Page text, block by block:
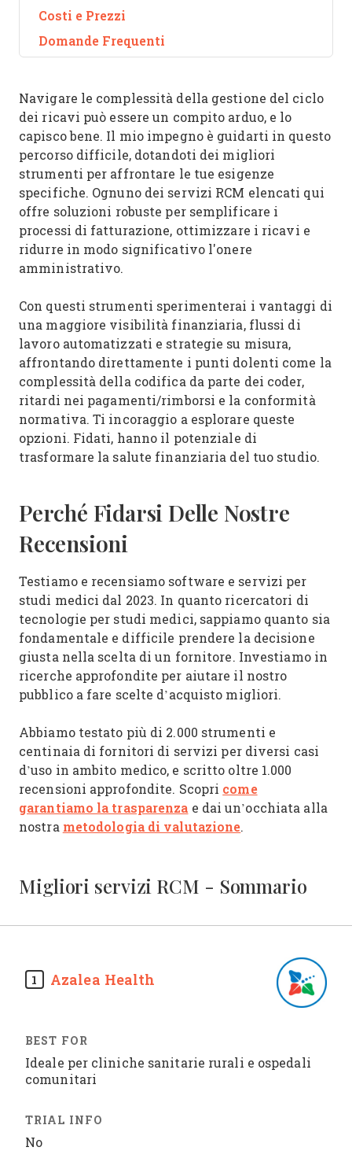
Costi e Prezzi
Domande Frequenti
Navigare le complessità della gestione del ciclo
dei ricavi può essere un compito arduo, e lo
capisco bene. Il mio impegno è guidarti in questo
percorso difficile, dotandoti dei migliori
strumenti per affrontare le tue esigenze
specifiche. Ognuno dei servizi RCM elencati qui
offre soluzioni robuste per semplificare i
processi di fatturazione, ottimizzare i ricavi e
ridurre in modo significativo l'onere
amministrativo.
Con questi strumenti sperimenterai i vantaggi di
una maggiore visibilità finanziaria, flussi di
lavoro automatizzati e strategie su misura,
affrontando direttamente i punti dolenti come la
complessità della codifica da parte dei coder,
ritardi nei pagamenti/rimborsi e la conformità
normativa. Ti incoraggio a esplorare queste
opzioni. Fidati, hanno il potenziale di
trasformare la salute finanziaria del tuo studio.
Perché Fidarsi Delle Nostre
Recensioni
Testiamo e recensiamo software e servizi per
studi medici dal 2023. In quanto ricercatori di
tecnologie per studi medici, sappiamo quanto sia
fondamentale e difficile prendere la decisione
giusta nella scelta di un fornitore. Investiamo in
ricerche approfondite per aiutare il nostro
pubblico a fare scelte d’acquisto migliori.
Abbiamo testato più di 2.000 strumenti e
centinaia di fornitori di servizi per diversi casi
d’uso in ambito medico, e scritto oltre 1.000
recensioni approfondite. Scopri come
garantiamo la trasparenza e dai un’occhiata alla
nostra metodologia di valutazione.
Migliori servizi RCM - Sommario
1 Azalea Health
Ideale per cliniche sanitarie rurali e ospedali
comunitari
No